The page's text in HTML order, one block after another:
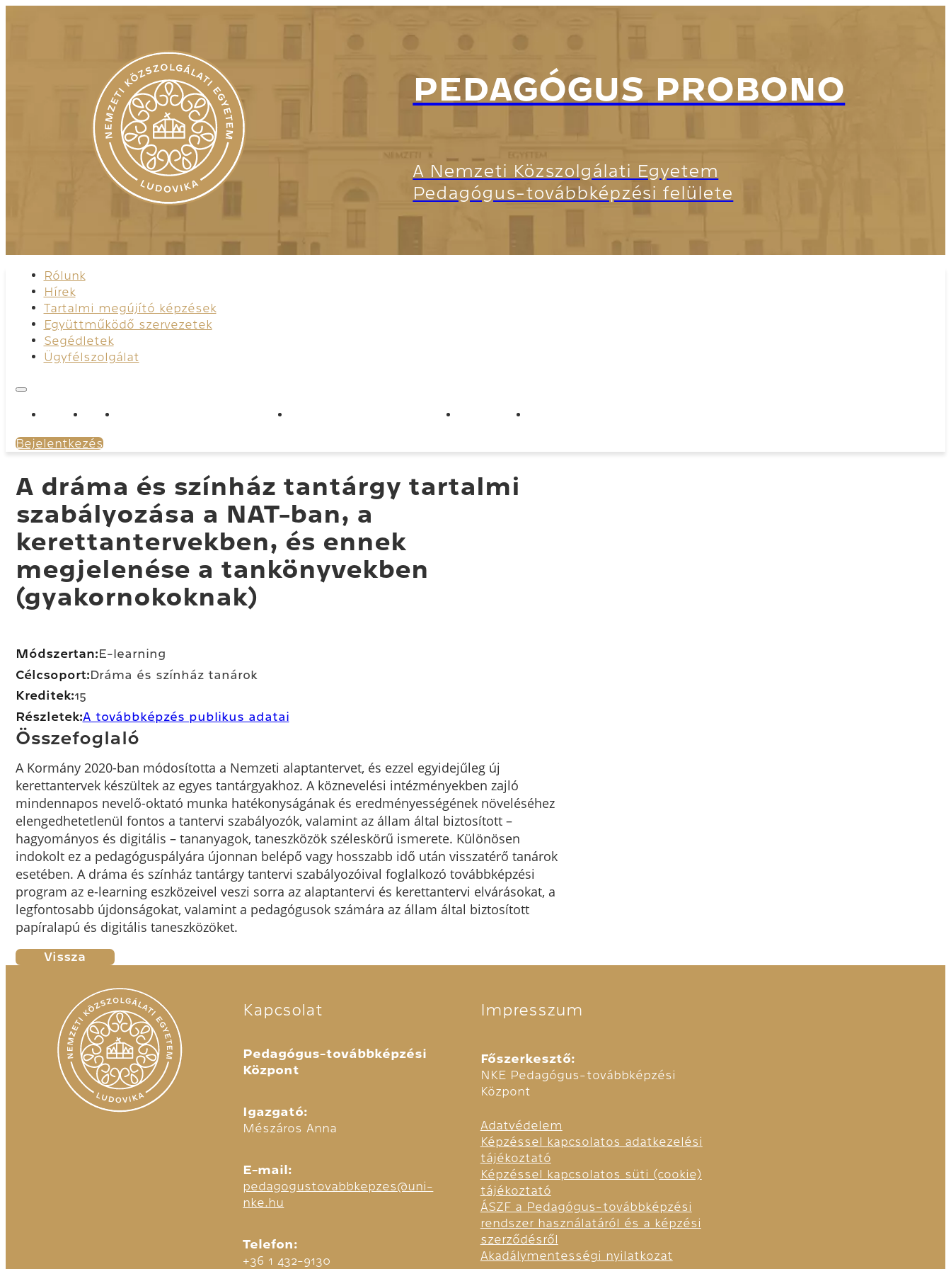
PEDAGÓGUS PROBONO
A Nemzeti Közszolgálati Egyetem
Pedagógus-továbbképzési felülete
Rólunk
Hírek
Tartalmi megújító képzések
Együttműködő szervezetek
Segédletek
Ügyfélszolgálat
Rólunk Hírek Tartalmi megújító képzések Együttműködő szervezetek Segédletek
Bejelentkezés
A dráma és színház tantárgy tartalmi
szabályozása a NAT-ban, a
kerettantervekben, és ennek
megjelenése a tankönyvekben
(gyakornokoknak)
Módszertan:E-learning
Célcsoport:
dráma és színház tanárok
Kreditek:15
Részletek:A továbbképzés publikus adatai
Összefoglaló
A Kormány 2020-ban módosította a Nemzeti alaptantervet, és ezzel egyidejűleg új
kerettantervek készültek az egyes tantárgyakhoz. A köznevelési intézményekben zajló
mindennapos nevelő-oktató munka hatékonyságának és eredményességének növeléséhez
elengedhetetlenül fontos a tantervi szabályozók, valamint az állam által biztosított –
hagyományos és digitális – tananyagok, taneszközök széleskörű ismerete. Különösen
indokolt ez a pedagóguspályára újonnan belépő vagy hosszabb idő után visszatérő tanárok
esetében. A dráma és színház tantárgy tantervi szabályozóival foglalkozó továbbképzési
program az e-learning eszközeivel veszi sorra az alaptantervi és kerettantervi elvárásokat, a
legfontosabb újdonságokat, valamint a pedagógusok számára az állam által biztosított
papíralapú és digitális taneszközöket.
Vissza
Kapcsolat
Pedagógus-továbbképzési
Központ
Igazgató:
Mészáros Anna
E-mail:
pedagogustovabbkepzes@uni-
nke.hu
Telefon:
+36 1 432-9130
Impresszum
Főszerkesztő:
NKE Pedagógus-továbbképzési
Központ
Adatvédelem
Képzéssel kapcsolatos adatkezelési
tájékoztató
Képzéssel kapcsolatos süti (cookie)
tájékoztató
ÁSZF a Pedagógus-továbbképzési
rendszer használatáról és a képzési
szerződésről
Akadálymentességi nyilatkozat